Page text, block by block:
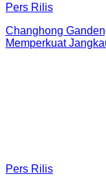
Pers Rilis
Changhong
Memperkuat
Pers Rilis